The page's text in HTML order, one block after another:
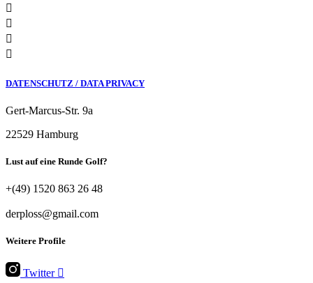
DATENSCHUTZ / DATA PRIVACY
Gert-Marcus-Str. 9a
22529 Hamburg
Lust auf eine Runde Golf?
+(49) 1520 863 26 48
derploss@gmail.com
Weitere Profile
Twitter